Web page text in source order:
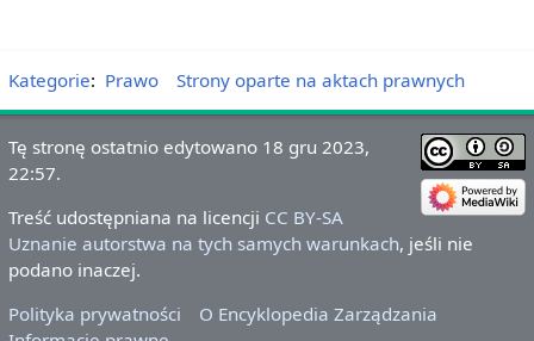
Kategorie: Prawo Strony oparte na aktach prawnych
Tę stronę ostatnio edytowano 18 gru 2023,
22:57.
Treść udostępniana na licencji CC BY-SA
Uznanie autorstwa na tych samych warunkach, jeśli nie
podano inaczej.
Polityka prywatności
O Encyklopedia Zarządzania